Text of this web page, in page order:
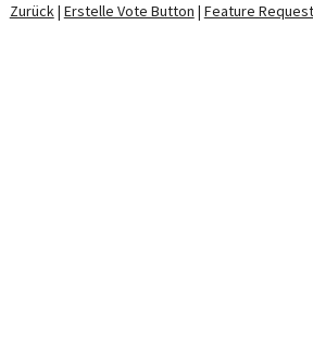
Zurück| Erstelle Vote Button | Feature Request